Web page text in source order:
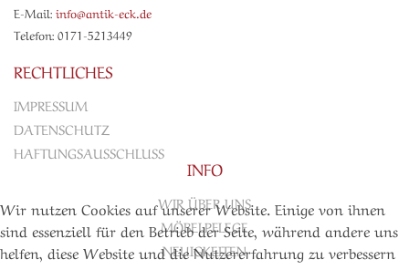
E-Mail: info@antik-eck.de
Telefon: 0171-5213449
RECHTLICHES
IMPRESSUM
DATENSCHUTZ
HAFTUNGSAUSSCHLUSS
INFO
WIR ÜBER UNS
MÖBELPFLEGE
NEUIGKEITEN
Wir nutzen Cookies auf unserer Website. Einige von ihnen
sind essenziell für den Betrieb der Seite, während andere uns
helfen, diese Website und die Nutzererfahrung zu verbessern